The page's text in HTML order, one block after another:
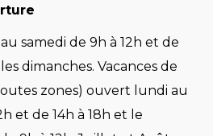
samedi de 9h à 12h et de
dimanches. Vacances de
zones) ouvert lundi au
et de 14h à 18h et le